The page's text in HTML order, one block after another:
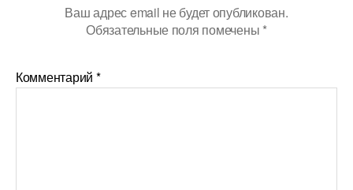
Ваш адрес email не будет опубликован.
Обязательные поля помечены *
Комментарий *